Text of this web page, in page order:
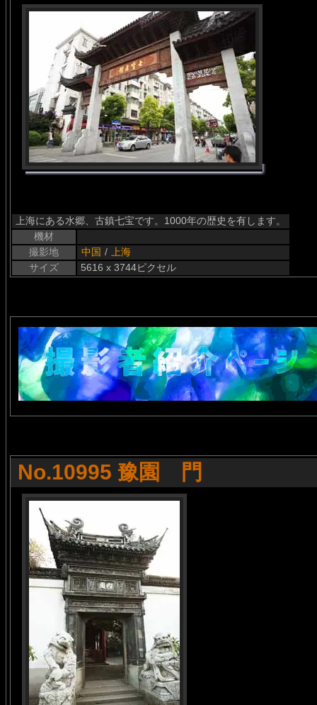
上海にある水郷、古鎮七宝です。1000年の歴史を有します。
機材
撮影地
中国 /
上海
サイズ
5616 x 3744ピクセル
No.10995 豫園 門